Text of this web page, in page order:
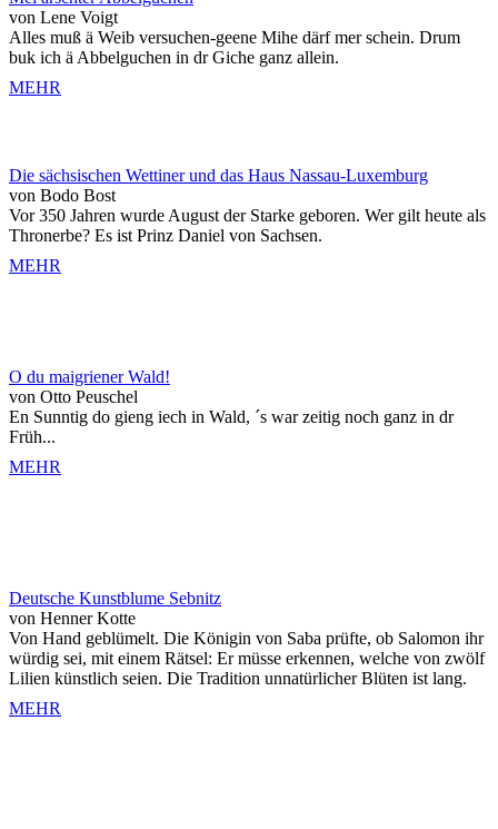
von Lene Voigt
Alles muß ä Weib versuchen-geene Mihe därf mer schein. Drum
buk ich ä Abbelguchen in dr Giche ganz allein.
MEHR
Die sächsischen Wettiner und das Haus Nassau-Luxemburg
von Bodo Bost
Vor 350 Jahren wurde August der Starke geboren. Wer gilt heute als
Thronerbe? Es ist Prinz Daniel von Sachsen.
MEHR
O du maigriener Wald!
von Otto Peuschel
En Sunntig do gieng iech in Wald, ´s war zeitig noch ganz in dr
Früh...
MEHR
Deutsche Kunstblume Sebnitz
von Henner Kotte
Von Hand geblümelt. Die Königin von Saba prüfte, ob Salomon ihr
würdig sei, mit einem Rätsel: Er müsse erkennen, welche von zwölf
Lilien künstlich seien. Die Tradition unnatürlicher Blüten ist lang.
MEHR